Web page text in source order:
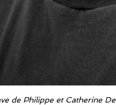
de Philippe et Catherine